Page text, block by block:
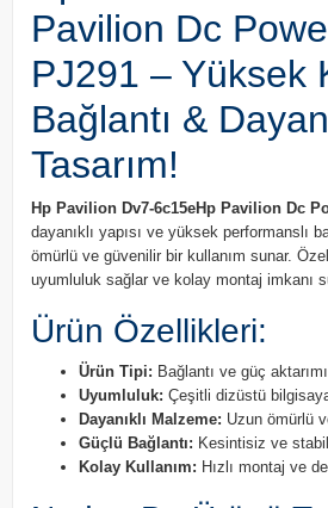
Pavilion Dc
PJ291 – Yüksek
Bağlantı &
Tasarım!
Hp Pavilion Dv7-6c15eHp Pavilion Dc
dayanıklı yapısı ve yüksek performanslı
ömürlü ve güvenilir bir kullanım sunar.
uyumluluk sağlar ve kolay montaj imkanı
Ürün Özellikleri:
Ürün Tipi: Bağlantı ve güç
Uyumluluk: Çeşitli dizüstü
Dayanıklı Malzeme: Uzun ömürlü
Güçlü Bağlantı: Kesintisiz ve
Kolay Kullanım: Hızlı montaj ve